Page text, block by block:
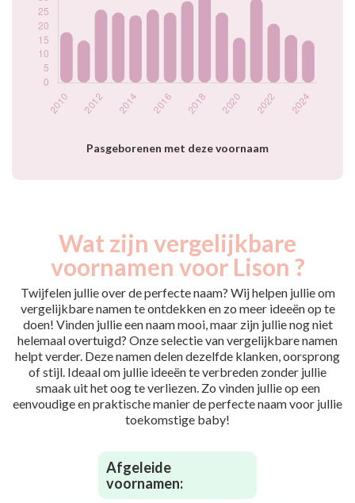
Pasgeborenen met deze voornaam
Popularité du
2020
2021
2022
2023
15
Wat zijn vergelijkbare
voornamen voor Lison ?
Twijfelen jullie over de perfecte naam? Wij helpen jullie om
vergelijkbare namen te ontdekken en zo meer ideeën op te
doen! Vinden jullie een naam mooi, maar zijn jullie nog niet
helemaal overtuigd? Onze selectie van vergelijkbare namen
helpt verder. Deze namen delen dezelfde klanken, oorsprong
of stijl. Ideaal om jullie ideeën te verbreden zonder jullie
smaak uit het oog te verliezen. Zo vinden jullie op een
eenvoudige en praktische manier de perfecte naam voor jullie
toekomstige baby!
Afgeleide
voornamen: